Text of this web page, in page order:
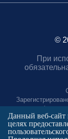
©
При
связи,
Учредитель:
Данный веб-сайт
целях